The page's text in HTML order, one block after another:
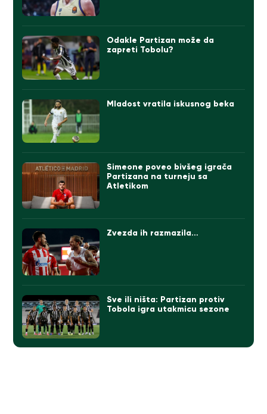
Odakle Partizan može da
zapreti Tobolu?
Mladost vratila iskusnog beka
Simeone poveo bivšeg igrača
Partizana na turneju sa
Atletikom
Zvezda ih razmazila…
Sve ili ništa: Partizan protiv
Tobola igra utakmicu sezone